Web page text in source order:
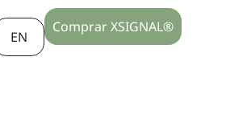
EN
Comprar XSIGNAL®